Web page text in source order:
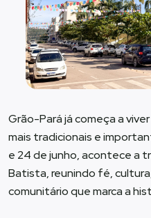
Grão-Pará já começa a
mais tradicionais e
e 24 de junho, acontece a
Batista, reunindo fé,
comunitário que marca a